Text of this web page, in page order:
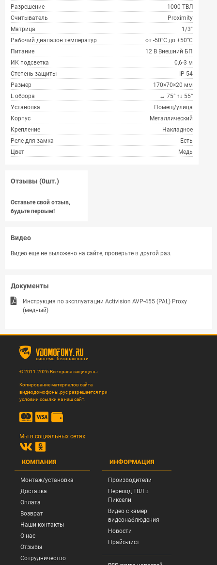
Разрешение
1000 ТВЛ
Cчитыватель
Proximity
Матрица
1/3"
Рабочий диапазон температур
от -50°C до +50°C
Питание
12 В Внешний БП
ИК подсветка
0,6-3 м
Степень защиты
IP-54
Размер
170×70×20 мм
L обзора
↔ 75° ↑↓ 55°
Установка
Помещ/улица
Корпус
Металлический
Крепление
Накладное
Реле для замка
Есть
Цвет
Медь
Отзывы (0шт.)
Оставьте свой отзыв,
будьте первым!
Видео
Видео еще не выложено на сайте, проверьте в другой раз.
Документы
Инструкция по эксплуатации Activision AVP-455 (PAL) Proxy
(медный)
vdomofony.ru
системы безопасности
© 2011-2026 Все права защищены.
Копирование материалов сайта
видеодомофоны.рус разрешается при
условии ссылки на наш сайт.
Мы в социальных сетях:
КОМПАНИЯ
Монтаж/установка
Доставка
Оплата
Возврат
Наши контакты
О нас
Отзывы
Сотрудничество
ИНФОРМАЦИЯ
Производители
Перевод ТВЛ в
Пиксели
Видео с камер
видеонаблюдения
Новости
Прайс-лист